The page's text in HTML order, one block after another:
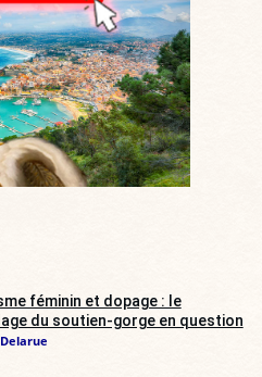
féminin et dopage : le
du soutien-gorge en question